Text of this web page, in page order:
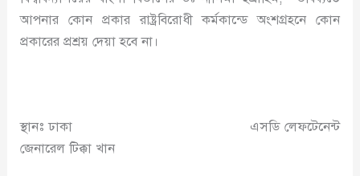
আপনার কোন প্রকার রাষ্ট্রবিরোধী কর্মকান্ডে অংশগ্রহনে কোন
প্রকারের প্রশ্রয় দেয়া হবে না।
স্থানঃ ঢাকা এসডি লেফটেনেন্ট
জেনারেল টিক্কা খান